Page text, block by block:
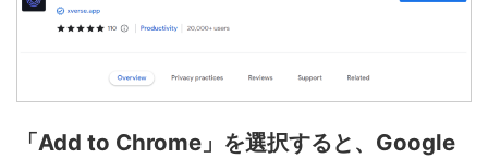
「Add to Chrome」を選択すると、Google